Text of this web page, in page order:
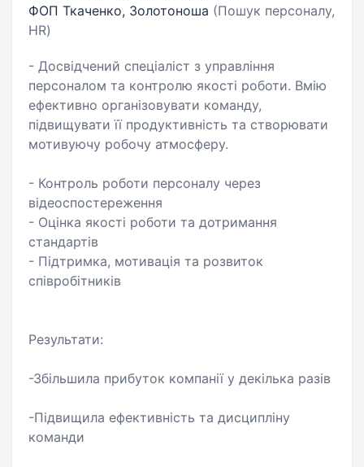
ФОП Ткаченко, Золотоноша (Пошук персоналу,
HR)
- Досвідчений спеціаліст з управління
персоналом та контролю якості роботи. Вмію
ефективно організовувати команду,
підвищувати її продуктивність та створювати
мотивуючу робочу атмосферу.
- Контроль роботи персоналу через
відеоспостереження
- Оцінка якості роботи та дотримання
стандартів
- Підтримка, мотивація та розвиток
співробітників
Результати:
-Збільшила прибуток компанії у декілька разів
-Підвищила ефективність та дисципліну
команди